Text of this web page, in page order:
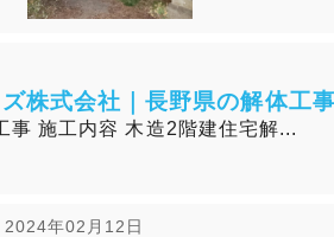
株式会社｜長野県の解体工
事 施工内容 木造2階建住宅解...
2024年02月12日